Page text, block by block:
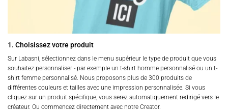
1. Choisissez votre produit
Sur Labasni, sélectionnez dans le menu supérieur le type de produit que vous
souhaitez personnaliser - par exemple un t-shirt homme personnalisé ou un t-
shirt femme personnalisé. Nous proposons plus de 300 produits de
différentes couleurs et tailles avec une impression personnalisée. Si vous
cliquez sur un produit spécifique, vous serez automatiquement redirigé vers le
créateur. Ou commencez directement avec notre Creator.